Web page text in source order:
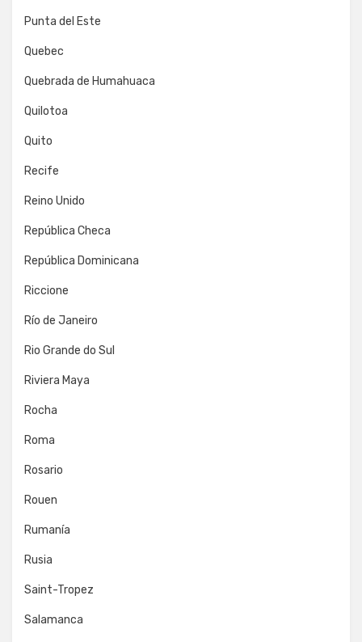
Punta del Este
Quebec
Quebrada de Humahuaca
Quilotoa
Quito
Recife
Reino Unido
República Checa
República Dominicana
Riccione
Río de Janeiro
Rio Grande do Sul
Riviera Maya
Rocha
Roma
Rosario
Rouen
Rumanía
Rusia
Saint-Tropez
Salamanca